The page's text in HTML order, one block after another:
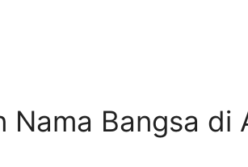
Bangsa di